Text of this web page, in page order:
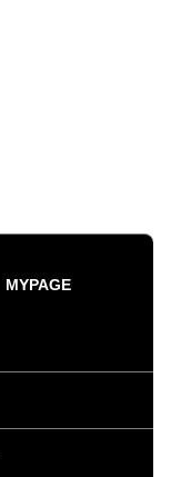
MYPAGE